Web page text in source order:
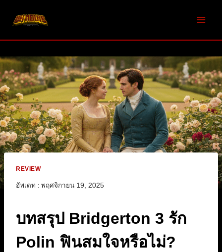
REVIEW
อัพเดท : พฤศจิกายน 19, 2025
บทสรุป Bridgerton 3 รัก
Polin ฟินสมใจหรือไม่?